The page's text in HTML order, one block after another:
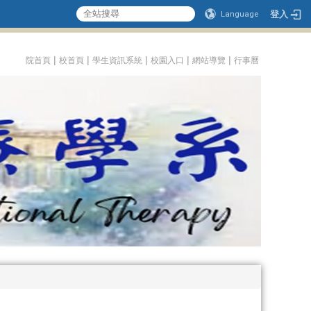
Language 登入
院首頁 | 校首頁 | 學生資訊系統 | 校園入口 | 網站導覽 | 行事曆